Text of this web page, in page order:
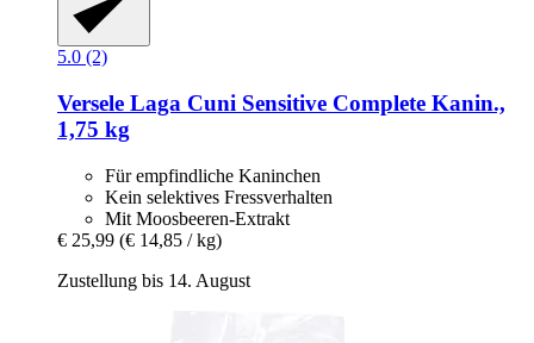
5.0 (2)
Versele Laga Cuni Sensitive Complete Kanin.,
1,75 kg
Für empfindliche Kaninchen
Kein selektives Fressverhalten
Mit Moosbeeren-Extrakt
€ 25,99 (€ 14,85 / kg)
Zustellung bis 14. August